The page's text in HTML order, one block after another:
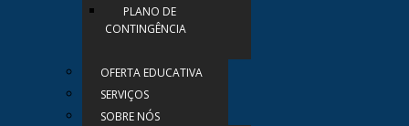
PLANO DE
CONTINGÊNCIA
OFERTA EDUCATIVA
SERVIÇOS
SOBRE NÓS